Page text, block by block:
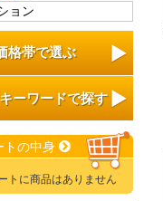
ョン
格帯で選ぶ
キーワードで探す
トの中身
トに商品はありません